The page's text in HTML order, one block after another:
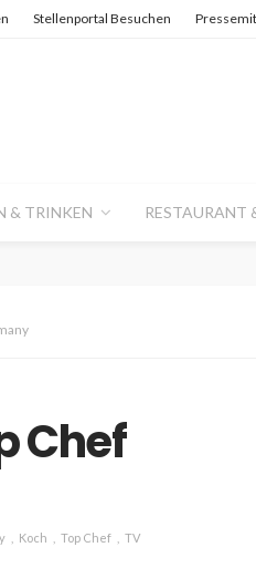
Stellenportal Besuchen
& TRINKEN RESTAURANT
Chef
Koch Top Chef TV